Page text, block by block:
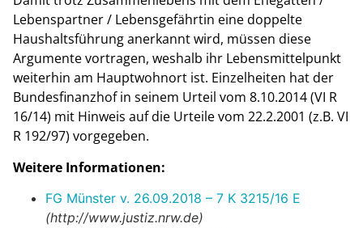
Lebenspartner / Lebensgefährtin eine doppelte
Haushaltsführung anerkannt wird, müssen diese
Argumente vortragen, weshalb ihr Lebensmittelpunkt
weiterhin am Hauptwohnort ist. Einzelheiten hat der
Bundesfinanzhof in seinem Urteil vom 8.10.2014 (VI R
16/14) mit Hinweis auf die Urteile vom 22.2.2001 (z.B. VI
R 192/97) vorgegeben.
Weitere Informationen:
FG Münster v. 26.09.2018 – 7 K 3215/16 E
(http://www.justiz.nrw.de)